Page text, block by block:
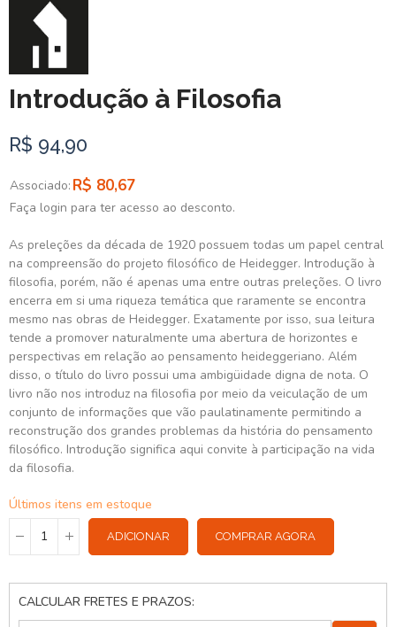
Introdução à Filosofia
R$ 94,90
Associado: R$ 80,67
Faça login para ter acesso ao desconto.
As preleções da década de 1920 possuem todas um papel central
na compreensão do projeto filosófico de Heidegger. Introdução à
filosofia, porém, não é apenas uma entre outras preleções. O livro
encerra em si uma riqueza temática que raramente se encontra
mesmo nas obras de Heidegger. Exatamente por isso, sua leitura
tende a promover naturalmente uma abertura de horizontes e
perspectivas em relação ao pensamento heideggeriano. Além
disso, o título do livro possui uma ambigüidade digna de nota. O
livro não nos introduz na filosofia por meio da veiculação de um
conjunto de informações que vão paulatinamente permitindo a
reconstrução dos grandes problemas da história do pensamento
filosófico. Introdução significa aqui convite à participação na vida
da filosofia.
Últimos itens em estoque
ADICIONAR COMPRAR AGORA
CALCULAR FRETES E PRAZOS: